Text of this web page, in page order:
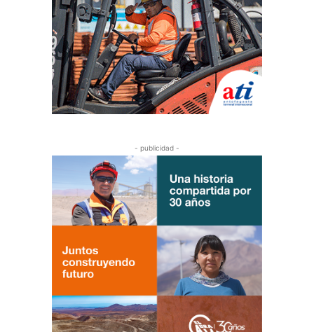
- publicidad -